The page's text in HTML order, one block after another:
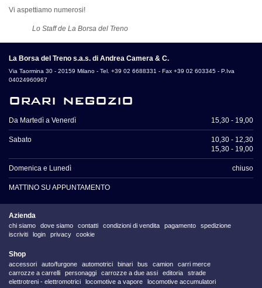
Vi aspettiamo numerosi!
Lo Staff de La Borsa del Treno
La Borsa del Treno s.a.s. di Andrea Camera & C.
Via Taormina 30 - 20159 Milano - Tel. +39 02 6688331 - Fax +39 02 603345 - P.Iva
04024960967
orari negozio
Da Martedì a Venerdì 15,30 - 19,00
Sabato
10,30 - 12,30
15,30 - 19,00
Domenica e Lunedì chiuso
MATTINO SU APPUNTAMENTO
Azienda
chi siamo dove siamo contatti condizioni di vendita pagamento
spedizione
iscriviti
login privacy cookie
Shop
accessori auto/furgone automotrici binari bus camion
carri merce
carrozze a carrelli
personaggi carrozze a due assi editoria
strade
elettrotreni - elettromotrici
locomotive a vapore
locomotive accumulatori